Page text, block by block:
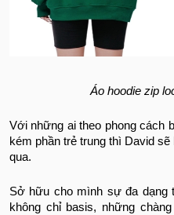
Áo hoodie zip
Với những ai theo phong cách
kém phần trẻ trung thì David
qua.
Sở hữu cho mình sự đa dạng
không chỉ basis, những